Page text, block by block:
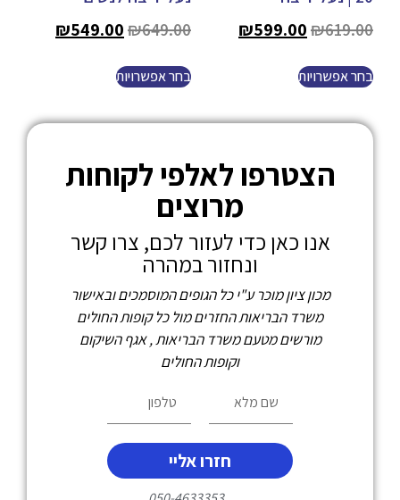
₪619.00
₪599.00
בחר אפשרויות
₪649.00
₪549.00
בחר אפשרויות
הצטרפו לאלפי לקוחות
מרוצים
אנו כאן כדי לעזור לכם, צרו קשר
ונחזור במהרה
מכון ציון מוכר ע"י כל הגופים המוסמכים ובאישור
משרד הבריאות החזרים מול כל קופות החולים
מורשים מטעם משרד הבריאות , אגף השיקום
וקופות החולים
חזרו אליי